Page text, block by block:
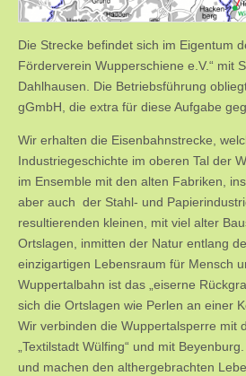
Die Strecke befindet sich im Eigentum
Förderverein Wupperschiene e.V.“ mit
Dahlhausen. Die Betriebsführung
gGmbH, die extra für diese Aufgabe
Wir erhalten die Eisenbahnstrecke,
Industriegeschichte im oberen Tal der
im Ensemble mit den alten Fabriken,
aber auch der Stahl- und
resultierenden kleinen, mit viel alter
Ortslagen, inmitten der Natur entlang
einzigartigen Lebensraum für Mensch
Wuppertalbahn ist das „eiserne
sich die Ortslagen wie Perlen an einer
Wir verbinden die Wuppertalsperre mit
„Textilstadt Wülfing“ und mit
und machen den althergebrachten